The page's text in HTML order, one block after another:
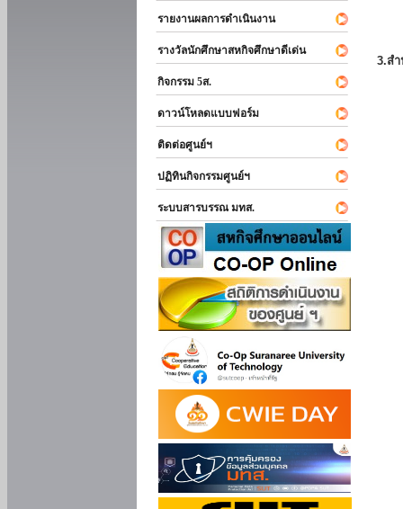
รายงานผลการดำเนินงาน
รางวัลนักศึกษาสหกิจศึกษาดีเด่น
กิจกรรม 5ส.
ดาวน์โหลดแบบฟอร์ม
ติดต่อศูนย์ฯ
ปฏิทินกิจกรรมศูนย์ฯ
ระบบสารบรรณ มทส.
3.ส